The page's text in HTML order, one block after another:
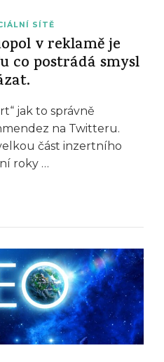
SÍTĚ
v reklamě je
co postrádá smysl
jak to správně
na Twitteru.
část inzertního
roky …